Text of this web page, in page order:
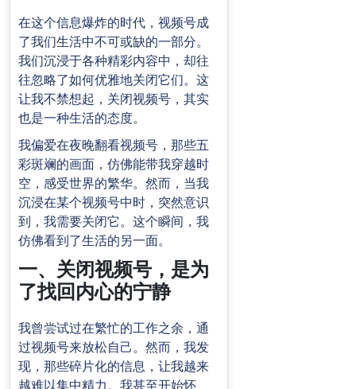
在这个信息爆炸的时代，视频号成
了我们生活中不可或缺的一部分。
我们沉浸于各种精彩内容中，却往
往忽略了如何优雅地关闭它们。这
让我不禁想起，关闭视频号，其实
也是一种生活的态度。
我偏爱在夜晚翻看视频号，那些五
彩斑斓的画面，仿佛能带我穿越时
空，感受世界的繁华。然而，当我
沉浸在某个视频号中时，突然意识
到，我需要关闭它。这个瞬间，我
仿佛看到了生活的另一面。
一、关闭视频号，是为
了找回内心的宁静
我曾尝试过在繁忙的工作之余，通
过视频号来放松自己。然而，我发
现，那些碎片化的信息，让我越来